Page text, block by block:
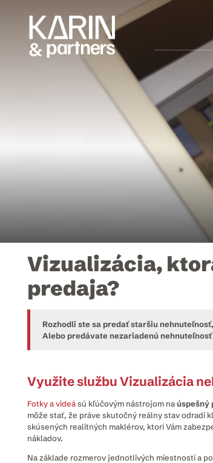
Vizualizácia,
predaja?
Rozhodli ste sa predať staršiu
Alebo predávate nezariadenú
Využite službu Vizualizácia
Fotky a videású kľúčovým nástrojom naúspešný
môže stať, že práve skutočný reálny stav odradí
skúsených realitných maklérov, ktorí Vám
nákladov.
Na základe rozmerov jednotlivých miestností a